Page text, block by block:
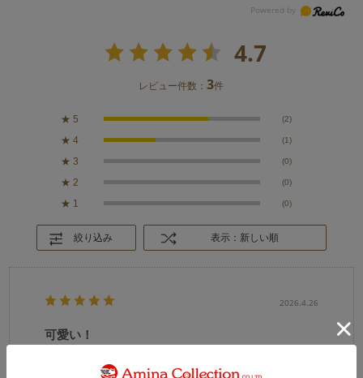
4.7
レビュー件数：3件
★ 5 (2)
★ 4 (1)
★ 3 (0)
★ 2 (0)
★ 1 (0)
絞り込み 表示：新しい順
2026.4.26
可愛い！